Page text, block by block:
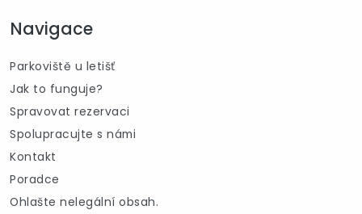
Navigace
Parkoviště u letišť
Jak to funguje?
Spravovat rezervaci
Spolupracujte s námi
Kontakt
Poradce
Ohlašte nelegální obsah.